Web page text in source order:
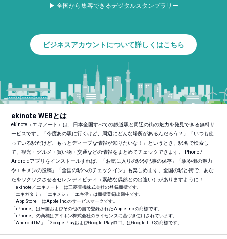
▶ 全国から集客できるデジタルスタンプラリー
ビジネスアカウントについて詳しくはこちら
ekinote WEBとは
ekinote（エキノート）は、日本全国すべての鉄道駅と周辺の街の魅力を発見できる無料サ
ービスです。「今度あの駅に行くけど、周辺にどんな場所があるんだろう？」「いつも使
っている駅だけど、もっとディープな情報が知りたいな！」というとき、駅名で検索し
て、観光・グルメ・買い物・交通などの情報をまとめてチェックできます。iPhone /
Androidアプリをインストールすれば、「お気に入りの駅や記事の保存」「駅や街の魅力
やエキメシの投稿」「全国の駅へのチェックイン」も楽しめます。全国の駅と街で、あな
たをワクワクさせるセレンディピティ（素敵な偶然との出逢い）がありますように！
「ekinote／エキノート」は三菱電機株式会社の登録商標です。
「エキガタリ」「エキメシ」「エキ活」は商標登録出願中です。
「App Store」はApple Inc.のサービスマークです。
「iPhone」は米国およびその他の国で登録されたApple Inc.の商標です。
「iPhone」の商標はアイホン株式会社のライセンスに基づき使用されています。
「AndroidTM 」「Google PlayおよびGoogle Playロゴ」はGoogle LLCの商標です。